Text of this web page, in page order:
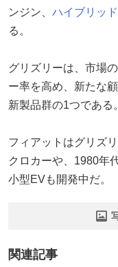
ンジン、 ハイブリッド
る。
グリズリーは、市場
ー率を高め、新たな
新製品群の1つである。
フィアットはグリズ
クロカーや、1980年
小型EVも開発中だ。
関連記事